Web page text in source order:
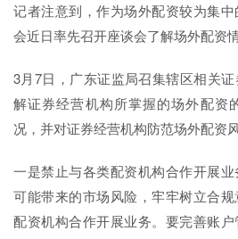
记者注意到，作为场外配资较为集
会近日率先召开座谈会了解场外配资情
3月7日，广东证监局召集辖区相关
解证券经营机构所掌握的场外配资
况，并对证券经营机构防范场外配资
一是禁止与各类配资机构合作开展
可能带来的市场风险，牢牢树立合
配资机构合作开展业务。要完善账